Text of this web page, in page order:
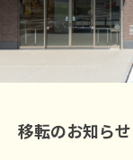
移転のお知らせ